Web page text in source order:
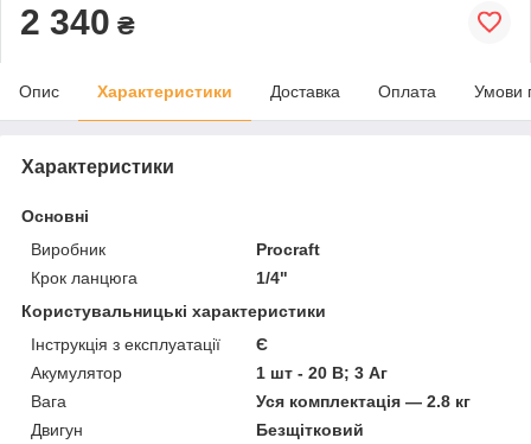
2 340 ₴
Опис Характеристики Доставка Оплата Умови
Характеристики
Основні
Виробник
Procraft
Крок ланцюга
1/4"
Користувальницькі характеристики
Інструкція з експлуатації
Є
Акумулятор
1 шт - 20 В; 3 Аг
Вага
Уся комплектація — 2.8 кг
Двигун
Безщітковий